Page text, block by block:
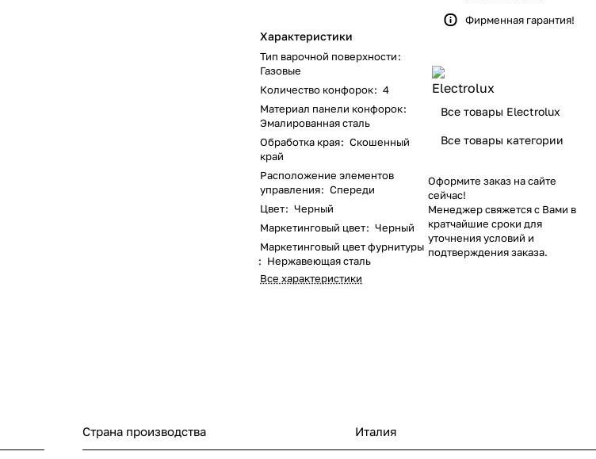
Характеристики
Тип варочной поверхности:
Газовые
Количество конфорок: 4
Материал панели конфорок:
Эмалированная сталь
Обработка края: Скошенный
край
Расположение элементов
управления: Спереди
Цвет: Черный
Маркетинговый цвет: Черный
Маркетинговый цвет фурнитуры
: Нержавеющая сталь
Все характеристики
Фирменная гарантия!
Все товары Electrolux
Все товары категории
Оформите заказ на сайте
сейчас!
Менеджер свяжется с Вами в
кратчайшие сроки для
уточнения условий и
подтверждения заказа.
Страна производства Италия